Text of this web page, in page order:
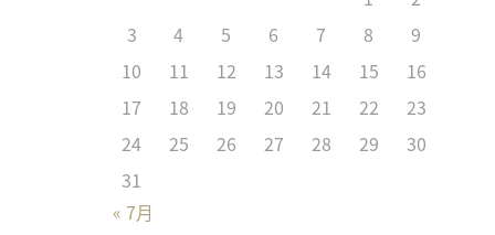
« 7月
3
4 5 6 7 8
9
10
11 12 13 14 15
16
17
18 19 20 21 22
23
24
25 26 27 28 29
30
31